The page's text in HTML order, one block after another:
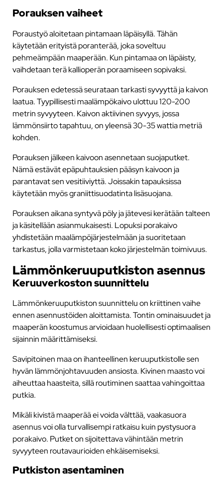
Porauksen vaiheet
Poraustyö aloitetaan pintamaan läpäisyllä. Tähän
käytetään erityistä poranterää, joka soveltuu
pehmeämpään maaperään. Kun pintamaa on läpäisty,
vaihdetaan terä kallioperän poraamiseen sopivaksi.
Porauksen edetessä seurataan tarkasti syvyyttä ja kaivon
laatua. Tyypillisesti maalämpökaivo ulottuu 120-200
metrin syvyyteen. Kaivon aktiivinen syvyys, jossa
lämmönsiirto tapahtuu, on yleensä 30-35 wattia metriä
kohden.
Porauksen jälkeen kaivoon asennetaan suojaputket.
Nämä estävät epäpuhtauksien pääsyn kaivoon ja
parantavat sen vesitiiviyttä. Joissakin tapauksissa
käytetään myös graniittisuodatinta lisäsuojana.
Porauksen aikana syntyvä pöly ja jätevesi kerätään talteen
ja käsitellään asianmukaisesti. Lopuksi porakaivo
yhdistetään maalämpöjärjestelmään ja suoritetaan
tarkastus, jolla varmistetaan koko järjestelmän toimivuus.
Lämmönkeruuputkiston asennus
Keruuverkoston suunnittelu
Lämmönkeruuputkiston suunnittelu on kriittinen vaihe
ennen asennustöiden aloittamista. Tontin ominaisuudet ja
maaperän koostumus arvioidaan huolellisesti optimaalisen
sijainnin määrittämiseksi.
Savipitoinen maa on ihanteellinen keruuputkistolle sen
hyvän lämmönjohtavuuden ansiosta. Kivinen maasto voi
aiheuttaa haasteita, sillä routiminen saattaa vahingoittaa
putkia.
Mikäli kivistä maaperää ei voida välttää, vaakasuora
asennus voi olla turvallisempi ratkaisu kuin pystysuora
porakaivo. Putket on sijoitettava vähintään metrin
syvyyteen routavaurioiden ehkäisemiseksi.
Putkiston asentaminen